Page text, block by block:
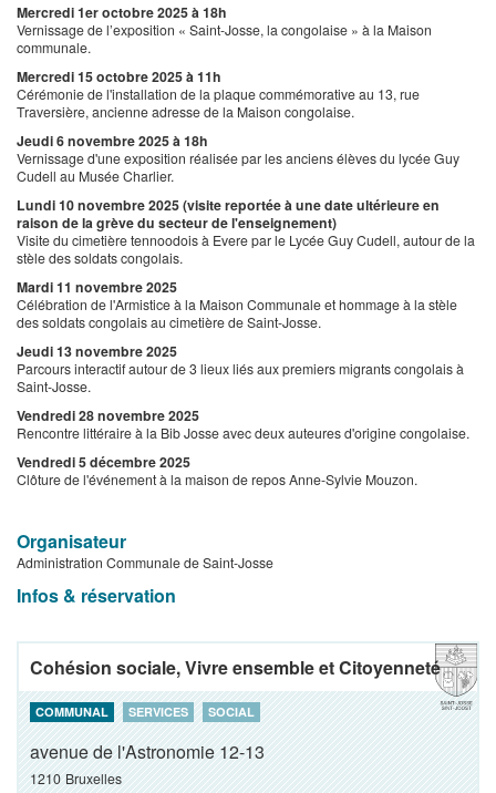
Mercredi 1er octobre 2025 à 18h
Vernissage de l’exposition « Saint-Josse, la congolaise » à la Maison
communale.
Mercredi 15 octobre 2025 à 11h
Cérémonie de l'installation de la plaque commémorative au 13, rue
Traversière, ancienne adresse de la Maison congolaise.
Jeudi 6 novembre 2025 à 18h
Vernissage d'une exposition réalisée par les anciens élèves du lycée Guy
Cudell au Musée Charlier.
Lundi 10 novembre 2025 (visite reportée à une date ultérieure en
raison de la grève du secteur de l'enseignement)
Visite du cimetière tennoodois à Evere par le Lycée Guy Cudell, autour de la
stèle des soldats congolais.
Mardi 11 novembre 2025
Célébration de l'Armistice à la Maison Communale et hommage à la stèle
des soldats congolais au cimetière de Saint-Josse.
Jeudi 13 novembre 2025
Parcours interactif autour de 3 lieux liés aux premiers migrants congolais à
Saint-Josse.
Vendredi 28 novembre 2025
Rencontre littéraire à la Bib Josse avec deux auteures d'origine congolaise.
Vendredi 5 décembre 2025
Clôture de l'événement à la maison de repos Anne-Sylvie Mouzon.
Organisateur
Administration Communale de Saint-Josse
Infos & réservation
Cohésion sociale, Vivre ensemble et Citoyenneté
COMMUNAL SERVICES SOCIAL
avenue de l'Astronomie 12-13
1210 Bruxelles